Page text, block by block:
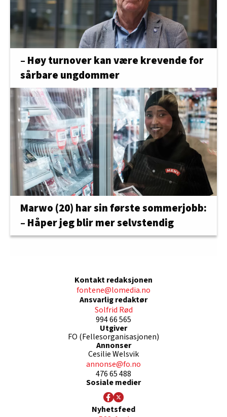
– Høy turnover kan være krevende for
sårbare ungdommer
Marwo (20) har sin første sommerjobb:
– Håper jeg blir mer selvstendig
Kontakt redaksjonen
fontene@lomedia.no
Ansvarlig redaktør
Solfrid Rød
994 66 565
Utgiver
FO (Fellesorganisasjonen)
Annonser
Cesilie Welsvik
annonse@fo.no
476 65 488
Sosiale medier
Nyhetsfeed